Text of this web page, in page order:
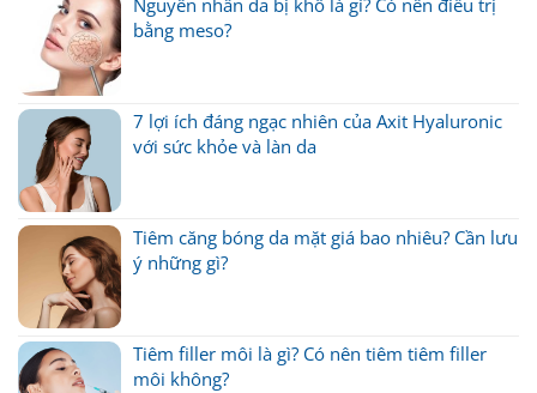
Nguyên nhân da bị khô là gì? Có nên điều trị
bằng meso?
7 lợi ích đáng ngạc nhiên của Axit Hyaluronic
với sức khỏe và làn da
Tiêm căng bóng da mặt giá bao nhiêu? Cần lưu
ý những gì?
Tiêm filler môi là gì? Có nên tiêm tiêm filler
môi không?